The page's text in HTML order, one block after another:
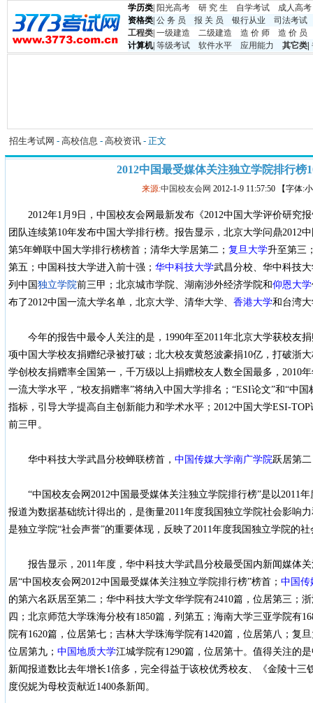
学历类 阳光高考 研 究 生 自学考试
成人高考
资格类 公 务 员 报 关 员 银行从业
司法考试
工程类 一级建造 二级建造 造 价 师
造 价 员
计算机| 等级考试 软件水平 应用能力 其它类
招生考试网 - 高校信息 - 高校资讯 - 正文
2012中国最受媒体关注独立学院排行榜
来源:中国校友会网 2012-1-9 11:57:50 【字体:
2012年1月9日，中国校友会网最新发布《2012中国大学评价研究
团队连续第10年发布中国大学排行榜。报告显示，北京大学问鼎2012
第5年蝉联中国大学排行榜榜首；清华大学居第二； 复旦大学升至第三
第五；中国科技大学进入前十强； 华中科技大学武昌分校、华中科技
列中国 独立学院前三甲；北京城市学院、湖南涉外经济学院和仰恩大学
布了2012中国一流大学名单，北京大学、清华大学、 香港大学和台湾
今年的报告中最令人关注的是，1990年至2011年北京大学获校友捐
项中国大学校友捐赠纪录被打破；北大校友黄怒波豪捐10亿，打破浙
学创校友捐赠率全国第一，千万级以上捐赠校友人数全国最多，2010
一流大学水平，“校友捐赠率”将纳入中国大学排名；“ESI论文”和“中
指标，引导大学提高自主创新能力和学术水平；2012中国大学ESI-
前三甲。
华中科技大学武昌分校蝉联榜首， 中国传媒大学南广学院跃居第二
“中国校友会网2012中国最受媒体关注独立学院排行榜”是以2011年
报道为数据基础统计得出的，是衡量2011年度我国独立学院社会影响
是独立学院“社会声誉”的重要体现，反映了2011年度我国独立学院的
报告显示，2011年度，华中科技大学武昌分校最受国内新闻媒体关
居“中国校友会网2012中国最受媒体关注独立学院排行榜”榜首； 中国传
的第六名跃居至第二；华中科技大学文华学院有2410篇，位居第三；
四；北京师范大学珠海分校有1850篇，列第五；海南大学三亚学院有
院有1620篇，位居第七；吉林大学珠海学院有1420篇，位居第八；复
位居第九； 中国地质大学江城学院有1290篇，位居第十。值得关注的
新闻报道数比去年增长1倍多，完全得益于该校优秀校友、《金陵十三
度倪妮为母校贡献近1400条新闻。